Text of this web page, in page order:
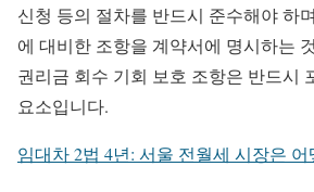
신청 등의 절차를 반드시 준수해야 하
에 대비한 조항을 계약서에 명시하는
권리금 회수 기회 보호 조항은 반드시
요소입니다.
임대차 2법 4년: 서울 전월세 시장은